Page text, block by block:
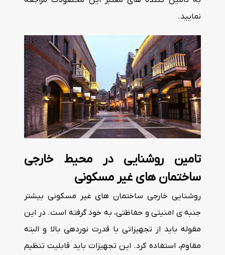
نمایید.
تامین روشنایی در محیط خارجی
ساختمان های غیر مسکونی
روشنایی خارجی ساختمان های غیر مسکونی بیشتر
جنبه ی امنیتی و حفاظتی، به خود گرفته است. در این
مقوله باید از تجهیزاتی با قدرت نوردهی بالا و البته
مقاوم، استفاده کرد. این تجهیزات باید قابلیت تنظیم